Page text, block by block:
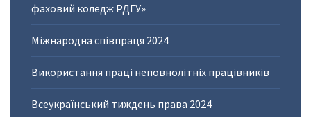
фаховий коледж РДГУ»
Міжнародна співпраця 2024
Використання праці неповнолітніх працівників
Всеукраїнський тиждень права 2024